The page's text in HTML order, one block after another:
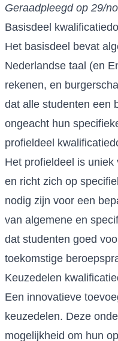
Geraadpleegd op 29/
Basisdeel
Het basisdeel bevat
Nederlandse taal (en
rekenen, en
dat alle studenten een
ongeacht hun
profieldeel
Het profieldeel is
en richt zich op
nodig zijn voor een
van algemene en
dat studenten goed
toekomstige
Keuzedelen
Een innovatieve
keuzedelen. Deze
mogelijkheid om hun